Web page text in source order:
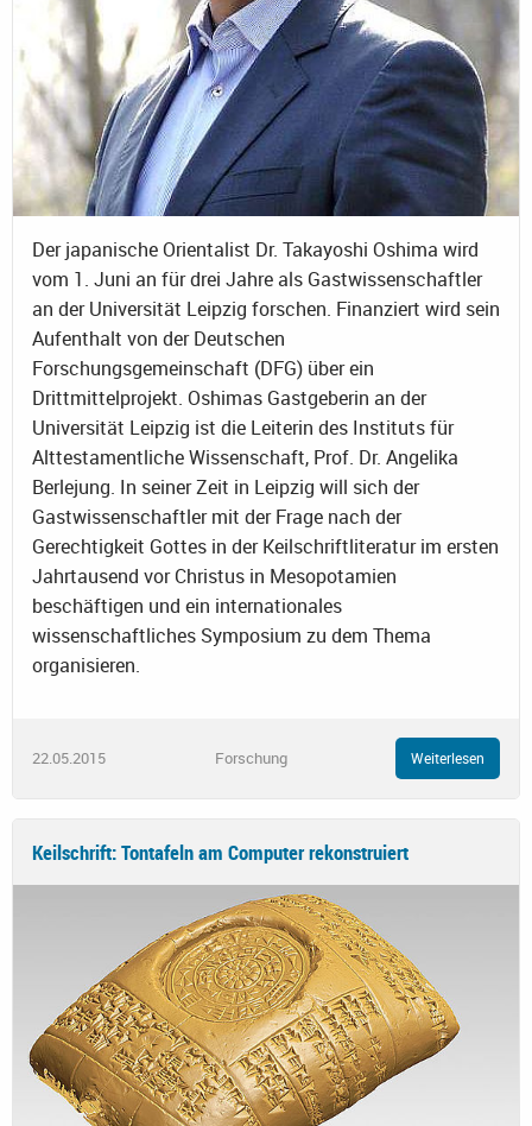
Der japanische Orientalist Dr. Takayoshi Oshima wird
vom 1. Juni an für drei Jahre als Gastwissenschaftler
an der Universität Leipzig forschen. Finanziert wird sein
Aufenthalt von der Deutschen
Forschungsgemeinschaft (DFG) über ein
Drittmittelprojekt. Oshimas Gastgeberin an der
Universität Leipzig ist die Leiterin des Instituts für
Alttestamentliche Wissenschaft, Prof. Dr. Angelika
Berlejung. In seiner Zeit in Leipzig will sich der
Gastwissenschaftler mit der Frage nach der
Gerechtigkeit Gottes in der Keilschriftliteratur im ersten
Jahrtausend vor Christus in Mesopotamien
beschäftigen und ein internationales
wissenschaftliches Symposium zu dem Thema
organisieren.
22.05.2015 Forschung Weiterlesen
Keilschrift: Tontafeln am Computer rekonstruiert